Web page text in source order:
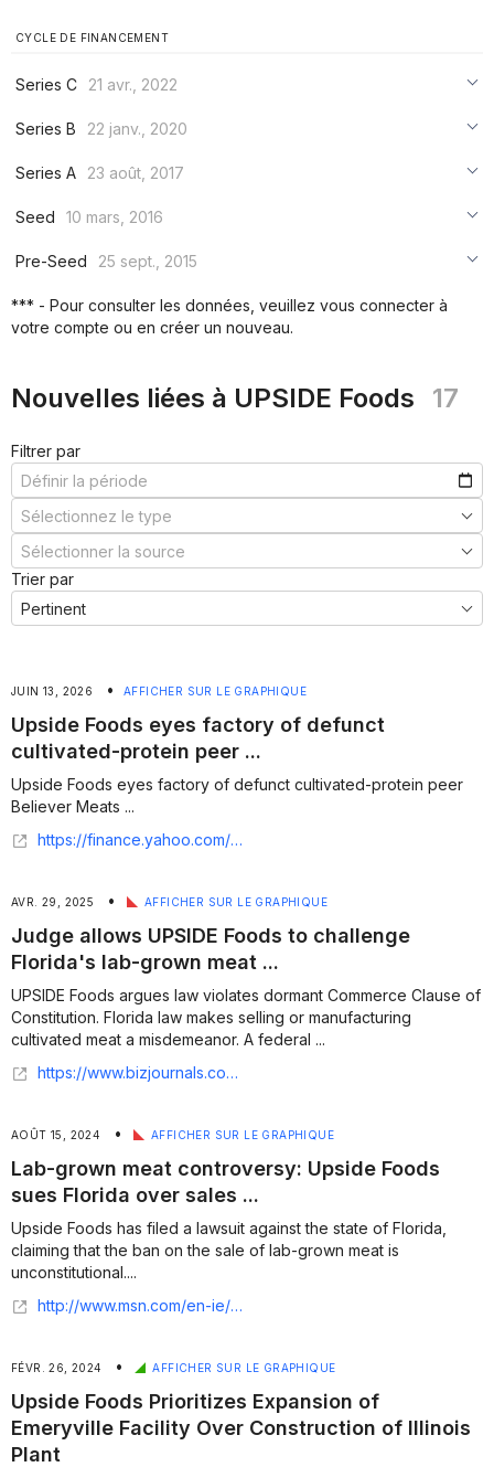
CYCLE DE FINANCEMENT
Series C
21 avr., 2022
***
Series B
22 janv., 2020
***
Series A
23 août, 2017
***
Seed
10 mars, 2016
***
Pre-Seed
25 sept., 2015
*** - Pour consulter les données, veuillez vous connecter à
votre compte ou en créer un nouveau.
Nouvelles liées à UPSIDE Foods 17
Filtrer par
Trier par
JUIN 13, 2026 • AFFICHER SUR LE GRAPHIQUE
Upside Foods eyes factory of defunct
cultivated-protein peer ...
Upside Foods eyes factory of defunct cultivated-protein peer
Believer Meats ...
https://finance.yahoo.com/sectors/healthcare/articles/upside-foods-eyes-factory-defunct-125506687.html
AVR. 29, 2025 • AFFICHER SUR LE GRAPHIQUE
Judge allows UPSIDE Foods to challenge
Florida's lab-grown meat ...
UPSIDE Foods argues law violates dormant Commerce Clause of
Constitution. Florida law makes selling or manufacturing
cultivated meat a misdemeanor. A federal ...
https://www.bizjournals.com/orlando/news/2025/04/29/cultivated-meat-ban-florida-law-judge-challenge.html
AOÛT 15, 2024 • AFFICHER SUR LE GRAPHIQUE
Lab-grown meat controversy: Upside Foods
sues Florida over sales ...
Upside Foods has filed a lawsuit against the state of Florida,
claiming that the ban on the sale of lab-grown meat is
unconstitutional....
http://www.msn.com/en-ie/money/other/lab-grown-meat-controversy-upside-foods-sues-florida-over-sales-ban/ar-AA1oNpND?apiversion=v2&noservercache=1&domshim=1&renderwebcomponents=1&wcseo=1&batchservertelemetry=1&noservertelemetry=1
FÉVR. 26, 2024 • AFFICHER SUR LE GRAPHIQUE
Upside Foods Prioritizes Expansion of
Emeryville Facility Over Construction of Illinois
Plant